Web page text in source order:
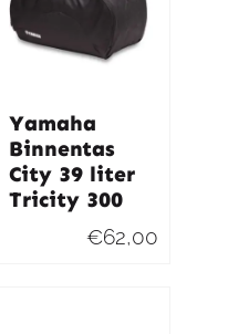
Yamaha
Binnentas
City 39 liter
Tricity 300
€62,00